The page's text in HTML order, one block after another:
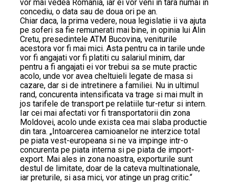
vor mai vedea Romania, iar ei vor veni in tara numai in
concediu, o data sau de doua ori pe an.
Chiar daca, la prima vedere, noua legislatie ii va ajuta
pe soferi sa fie remunerati mai bine, in opinia lui Alin
Cretu, presedintele ATM Bucovina, veniturile
acestora vor fi mai mici. Asta pentru ca in tarile unde
vor fi angajati vor fi platiti cu salariul minim, dar
pentru a fi angajati ei vor trebui sa se mute practic
acolo, unde vor avea cheltuieli legate de masa si
cazare, dar si de intretinere a familiei. Nu in ultimul
rand, concurenta intensificata va trage si mai mult in
jos tarifele de transport pe relatiile tur-retur si intern.
Iar cei mai afectati vor fi transportatorii din zona
Moldovei, acolo unde exista cea mai slaba productie
din tara. „Intoarcerea camioanelor ne interzice total
pe piata vest-europeana si ne va impinge intr-o
concurenta pe piata interna si pe piata de import-
export. Mai ales in zona noastra, exporturile sunt
destul de limitate, doar de la cateva multinationale,
iar preturile, si asa mici, vor atinge un prag critic.“